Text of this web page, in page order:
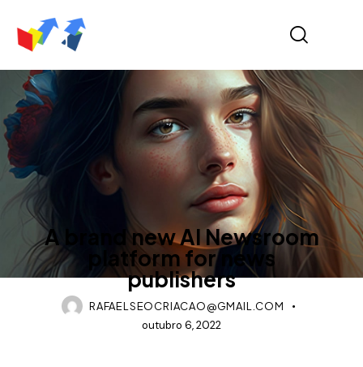
IDEAS
A brand new AI Newsroom
platform for news
publishers
RAFAELSEOCRIACAO@GMAIL.COM
outubro 6, 2022